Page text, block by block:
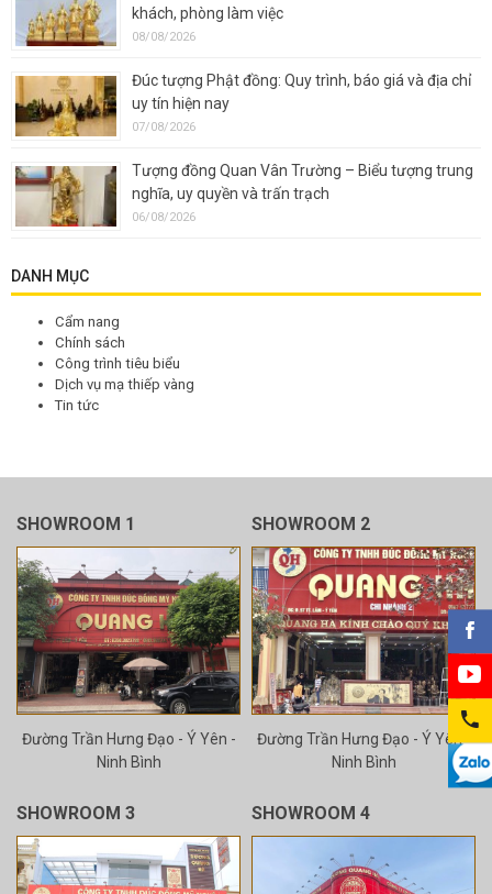
khách, phòng làm việc
08/08/2026
Đúc tượng Phật đồng: Quy trình, báo giá và địa chỉ
uy tín hiện nay
07/08/2026
Tượng đồng Quan Vân Trường – Biểu tượng trung
nghĩa, uy quyền và trấn trạch
06/08/2026
DANH MỤC
Cẩm nang
Chính sách
Công trình tiêu biểu
Dịch vụ mạ thiếp vàng
Tin tức
SHOWROOM 1
Đường Trần Hưng Đạo - Ý Yên -
Ninh Bình
SHOWROOM 2
Đường Trần Hưng Đạo - Ý Yên -
Ninh Bình
SHOWROOM 3 SHOWROOM 4